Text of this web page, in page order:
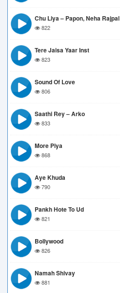
Chu Liya – Papon, Neha Rajpal
822
Tere Jaisa Yaar Inst
823
Sound Of Love
806
Saathi Rey – Arko
833
More Piya
868
Aye Khuda
790
Pankh Hote To Ud
821
Bollywood
826
Namah Shivay
881